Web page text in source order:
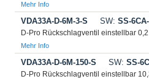
Mehr Info
VDA33A-D-6M-3-S SW: SS-
D-Pro Rückschlagventil einstellbar
Mehr Info
VDA33A-D-6M-150-S SW: SS-
D-Pro Rückschlagventil einstellbar